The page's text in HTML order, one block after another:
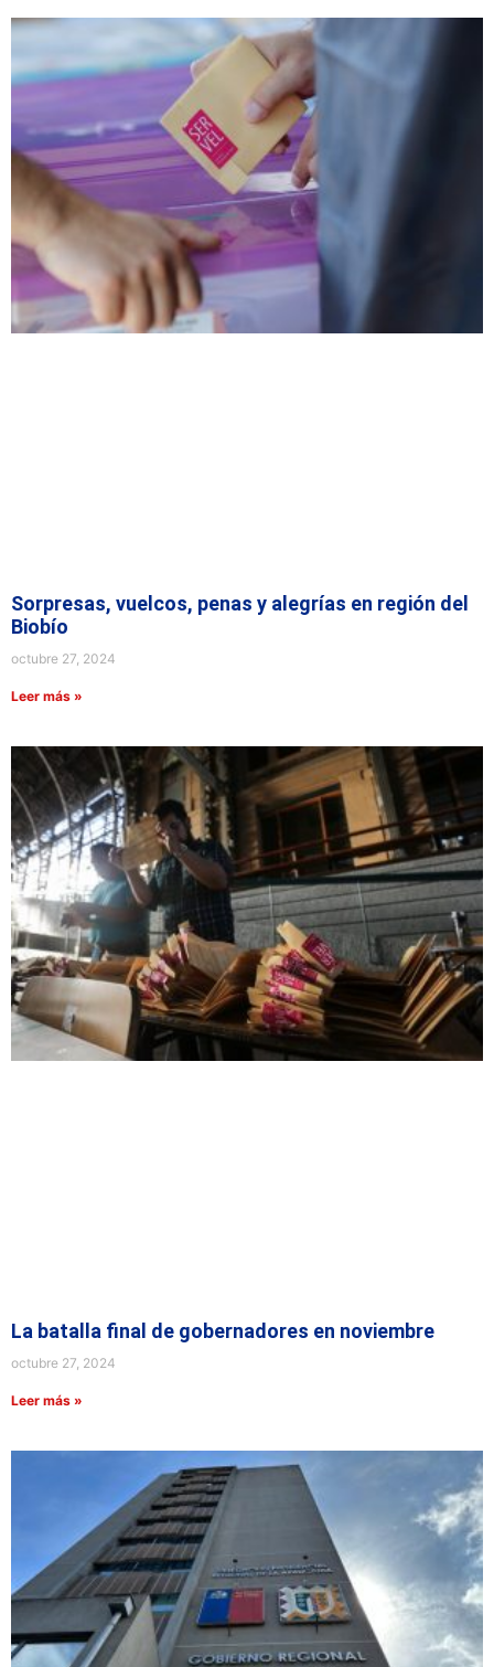
Sorpresas, vuelcos, penas y alegrías en región del
Biobío
octubre 27, 2024
Leer más »
La batalla final de gobernadores en noviembre
octubre 27, 2024
Leer más »